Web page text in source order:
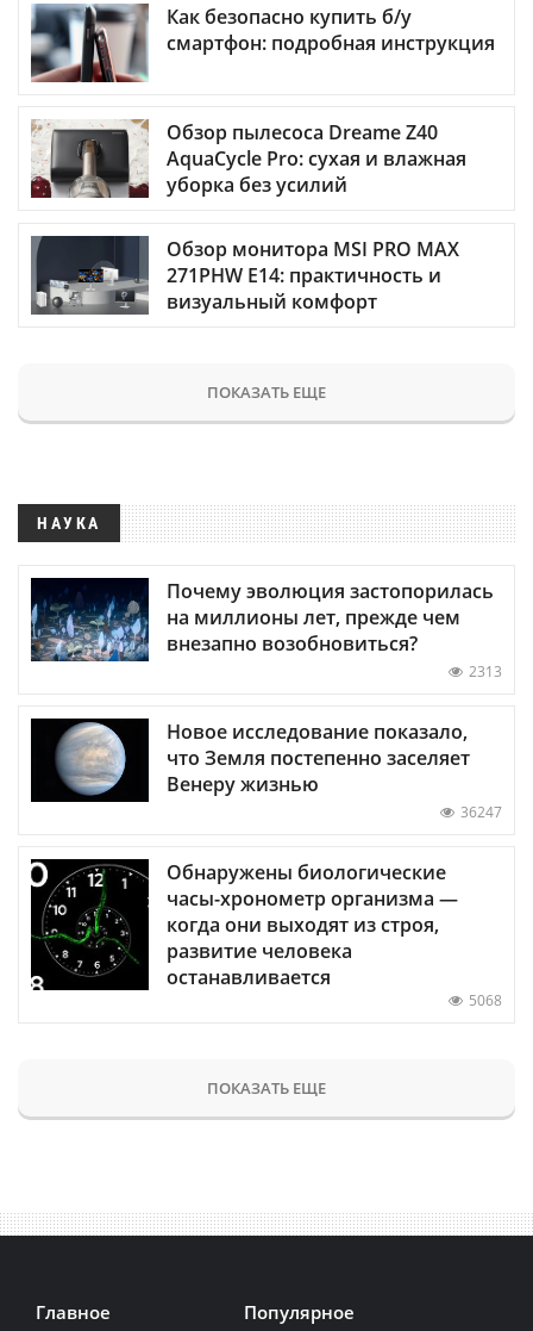
Как безопасно купить б/у
смартфон: подробная инструкция
Обзор пылесоса Dreame Z40
AquaCycle Pro: сухая и влажная
уборка без усилий
Обзор монитора MSI PRO MAX
271PHW E14: практичность и
визуальный комфорт
ПОКАЗАТЬ ЕЩЕ
НАУКА
Почему эволюция застопорилась
на миллионы лет, прежде чем
внезапно возобновиться?
2313
Новое исследование показало,
что Земля постепенно заселяет
Венеру жизнью
36247
Обнаружены биологические
часы-хронометр организма —
когда они выходят из строя,
развитие человека
останавливается
5068
ПОКАЗАТЬ ЕЩЕ
Главное Популярное